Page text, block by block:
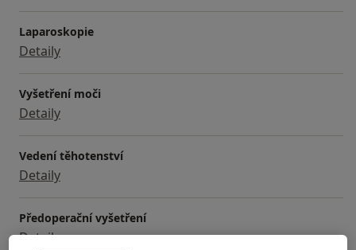
Laparoskopie
Detaily
Vyšetření moči
Detaily
Vedení těhotenství
Detaily
Předoperační vyšetření
Detaily